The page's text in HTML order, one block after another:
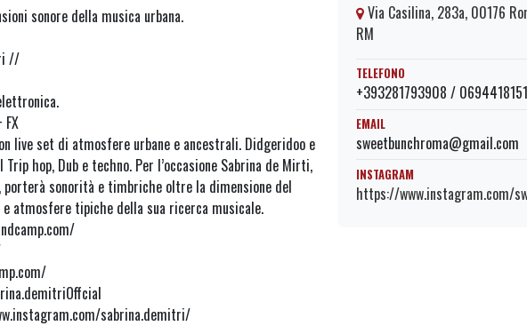
sonore della musica urbana.
//
live set di atmosfere urbane e ancestrali. Didgeridoo e
hop, Dub e techno. Per l’occasione Sabrina de Mirti,
porterà sonorità e timbriche oltre la dimensione del
atmosfere tipiche della sua ricerca musicale.
sabrina.demitri/
Via Casilina, 283a, 00176
RM
TELEFONO
+393281793908 / 0694418151
EMAIL
sweetbunchroma@gmail.com
INSTAGRAM
https://www.instagram.com/